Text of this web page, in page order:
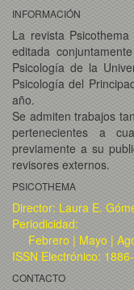
INFORMACIÓN
La revista
editada
Psicología de la
Psicología del
año.
Se admiten trabajos
pertenecientes a
previamente a su
revisores externos.
PSICOTHEMA
Director: Laura E.
Periodicidad:
Febrero | Mayo |
ISSN Electrónico:
CONTACTO